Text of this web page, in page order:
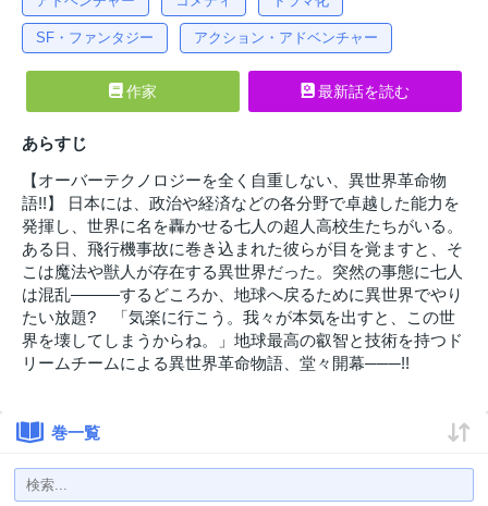
SF・ファンタジー アクション・アドベンチャー
作家 最新話を読む
あらすじ
【オーバーテクノロジーを全く自重しない、異世界革命物
語!!】 日本には、政治や経済などの各分野で卓越した能力を
発揮し、世界に名を轟かせる七人の超人高校生たちがいる。
ある日、飛行機事故に巻き込まれた彼らが目を覚ますと、そ
こは魔法や獣人が存在する異世界だった。突然の事態に七人
は混乱―――するどころか、地球へ戻るために異世界でやり
たい放題? 「気楽に行こう。我々が本気を出すと、この世
界を壊してしまうからね。」地球最高の叡智と技術を持つド
リームチームによる異世界革命物語、堂々開幕───!!
巻一覧